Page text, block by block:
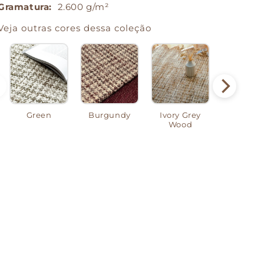
2.600 g/m²
outras cores dessa coleção
Green Burgundy
Ivory Grey
Wood